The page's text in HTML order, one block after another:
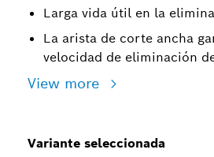
Larga vida útil en la
La arista de corte ancha
velocidad de eliminación
View more
Variante seleccionada